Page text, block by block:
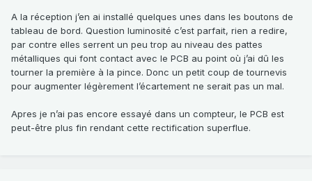
A la réception j’en ai installé quelques unes dans les boutons de
tableau de bord. Question luminosité c’est parfait, rien a redire,
par contre elles serrent un peu trop au niveau des pattes
métalliques qui font contact avec le PCB au point où j’ai dû les
tourner la première à la pince. Donc un petit coup de tournevis
pour augmenter légèrement l’écartement ne serait pas un mal.
Apres je n’ai pas encore essayé dans un compteur, le PCB est
peut-être plus fin rendant cette rectification superflue.